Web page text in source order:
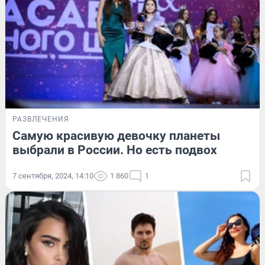
РАЗВЛЕЧЕНИЯ
Самую красивую девочку планеты
выбрали в России. Но есть подвох
7 сентября, 2024, 14:10 1 860 1